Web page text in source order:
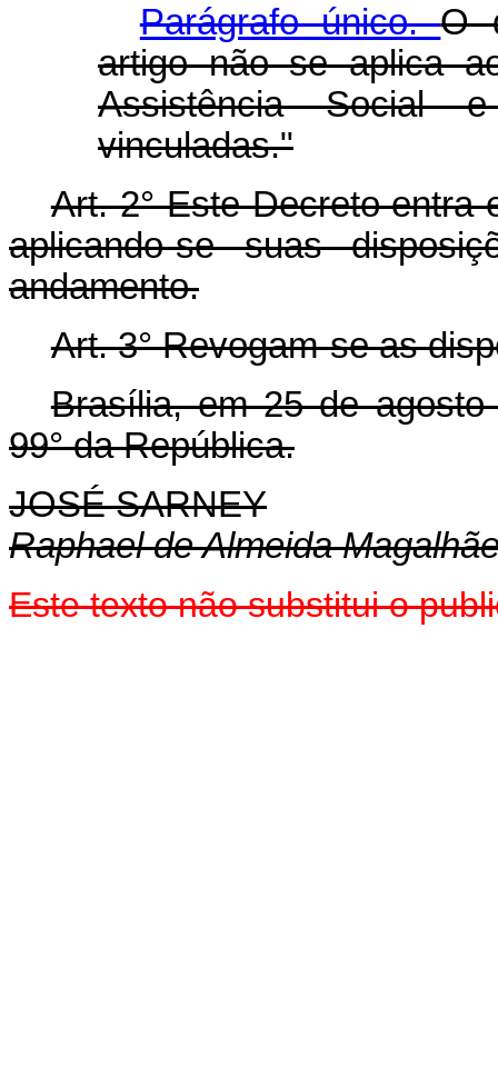
Parágrafo único.O
artigo não se aplica
Assistência Social
vinculadas."
Art. 2° Este Decreto entra
aplicando-se suas
andamento.
Art. 3° Revogam-se as
Brasília, em 25 de
99° da República.
JOSÉ SARNEY
Raphael de Almeida
Este texto não substitui o